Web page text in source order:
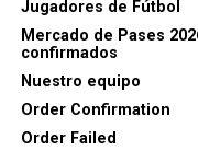
Jugadores de Fútbol
Mercado de Pases
confirmados
Nuestro equipo
Order Confirmation
Order Failed